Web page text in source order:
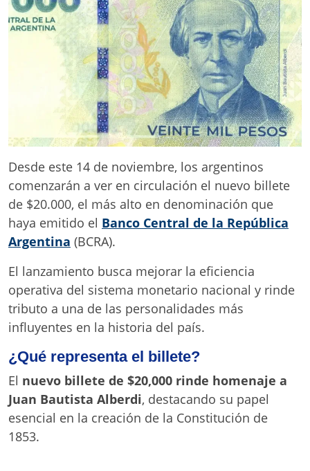
Desde este 14 de noviembre, los argentinos
comenzarán a ver en circulación el nuevo billete
de $20.000, el más alto en denominación que
haya emitido el Banco Central de la República
Argentina (BCRA).
El lanzamiento busca mejorar la eficiencia
operativa del sistema monetario nacional y rinde
tributo a una de las personalidades más
influyentes en la historia del país.
¿Qué representa el billete?
El nuevo billete de $20,000 rinde homenaje a
Juan Bautista Alberdi, destacando su papel
esencial en la creación de la Constitución de
1853.